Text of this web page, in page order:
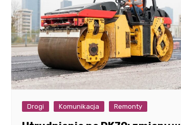
Drogi Komunikacja Remonty